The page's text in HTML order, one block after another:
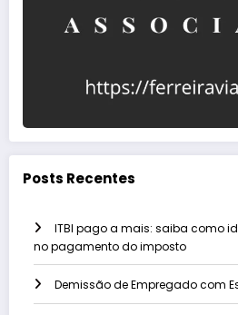
Posts Recentes
ITBI pago a mais: saiba como
no pagamento do imposto
Demissão de Empregado com